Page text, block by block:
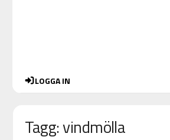
LOGGA IN
Tagg: vindmölla